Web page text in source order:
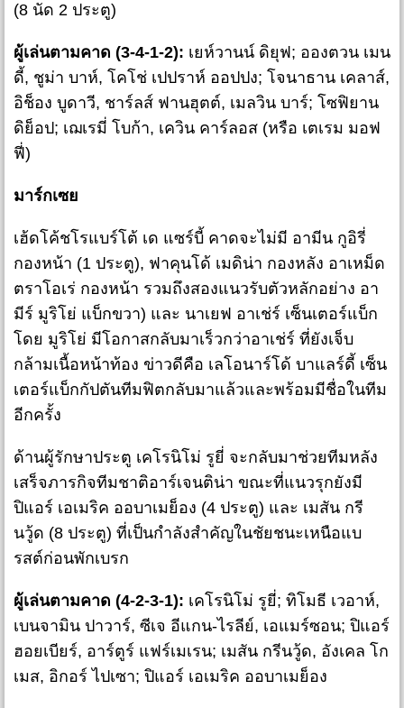
(8 นัด 2 ประตู)
ผู้เล่นตามคาด (3-4-1-2): เยห์วานน์ ดิยุฟ; อองตวน เมน
ดี้, ชูม่า บาห์, โคโช่ เปปราห์ ออปปง; โจนาธาน เคลาส์,
อิช็อง บูดาวี, ชาร์ลส์ ฟานฮุตต์, เมลวิน บาร์; โซฟิยาน
ดิย็อป; เฌเรมี่ โบก้า, เควิน คาร์ลอส (หรือ เตเรม มอฟ
ฟี่)
มาร์กเซย
เฮ้ดโค้ชโรแบร์โต้ เด แซร์บี้ คาดจะไม่มี อามีน กูอิรี่
กองหน้า (1 ประตู), ฟาคุนโด้ เมดิน่า กองหลัง อาเหม็ด
ตราโอเร่ กองหน้า รวมถึงสองแนวรับตัวหลักอย่าง อา
มีร์ มูริโย่ แบ็กขวา) และ นาเยฟ อาเช่ร์ เซ็นเตอร์แบ็ก
โดย มูริโย่ มีโอกาสกลับมาเร็วกว่าอาเช่ร์ ที่ยังเจ็บ
กล้ามเนื้อหน้าท้อง ข่าวดีคือ เลโอนาร์โด้ บาแลร์ดี้ เซ็น
เตอร์แบ็กกัปตันทีมฟิตกลับมาแล้วและพร้อมมีชื่อในทีม
อีกครั้ง
ด้านผู้รักษาประตู เคโรนิโม่ รูยี่ จะกลับมาช่วยทีมหลัง
เสร็จภารกิจทีมชาติอาร์เจนติน่า ขณะที่แนวรุกยังมี
ปิแอร์ เอเมริค ออบาเมย็อง (4 ประตู) และ เมสัน กรี
นวู้ด (8 ประตู) ที่เป็นกำลังสำคัญในชัยชนะเหนือแบ
รสต์ก่อนพักเบรก
ผู้เล่นตามคาด (4-2-3-1): เคโรนิโม่ รูยี่; ทิโมธี เวอาห์,
เบนจามิน ปาวาร์, ซีเจ อีแกน-ไรลีย์, เอแมร์ซอน; ปิแอร์
ฮอยเบียร์, อาร์ตูร์ แฟร์เมเรน; เมสัน กรีนวู้ด, อังเคล โก
เมส, อิกอร์ ไปเซา; ปิแอร์ เอเมริค ออบาเมย็อง